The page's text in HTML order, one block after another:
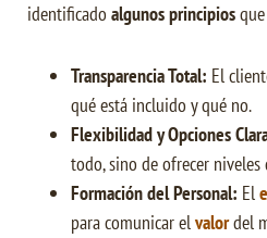
identificado algunos principios
Transparencia Total: El
qué está incluido y qué no.
Flexibilidad y Opciones
todo, sino de ofrecer
Formación del Personal: El
para comunicar elvalordel